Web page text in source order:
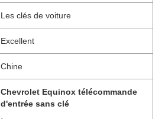
Les clés de voiture
Excellent
Chine
Chevrolet Equinox télécommande
d'entrée sans clé